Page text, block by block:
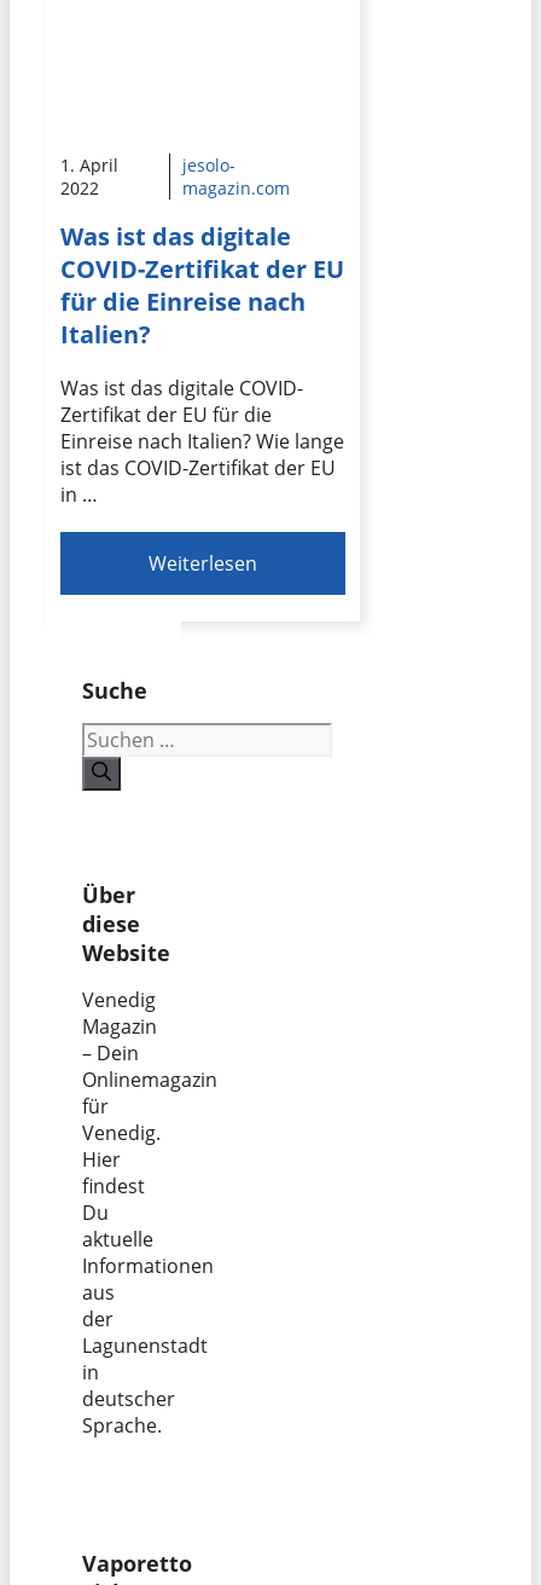
1. April
2022
jesolo-
magazin.com
Was ist das digitale
COVID-Zertifikat der EU
für die Einreise nach
Italien?
Was ist das digitale COVID-
Zertifikat der EU für die
Einreise nach Italien? Wie lange
ist das COVID-Zertifikat der EU
in …
Weiterlesen
Suche
Suchen
nach:
Über
diese
Website
Venedig
Magazin
– Dein
Onlinemagazin
für
Venedig.
Hier
findest
Du
aktuelle
Informationen
aus
der
Lagunenstadt
in
deutscher
Sprache.
Vaporetto